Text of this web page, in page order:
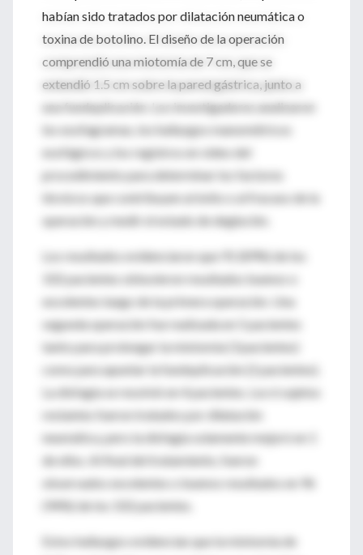
habían sido tratados por dilatación neumática o
toxina de botolino. El diseño de la operación
comprendió una miotomía de 7 cm, que se
extendió 1.5 cm sobre la pared gástrica, junto a
una fundoplicación. Los investigadores analizaron
los esofagramas, los hallazgos manométricos
esofágicos y los registros en video del
procedimiento para determinar los factores
técnicos que contribuyen al éxito o al fracaso de la
operación y medir el estado de deglución.
Los resultados evidenciaron que 91 (89%) de los
102 pacientes obtuvieron resultados buenos o
excelentes luego de la primera operación. Una
segunda operación fue realizada en 5 pacientes
tanto para prolongar la miotomía (3 pacientes)
como para apuntar la fundoplicación (2 pacientes).
La disfagia se resolvió en 4 pacientes. Los 6 sujetos
restantes fueron tratados por dilatación
neumática, pero la disfagia solamente mejoró en 1
de ellos. Al final del tratamiento, fueron
observados excelentes o buenos resultados en 96
(94%) de los 102 pacientes.
Estos hallazgos evidencian que la miotomía de